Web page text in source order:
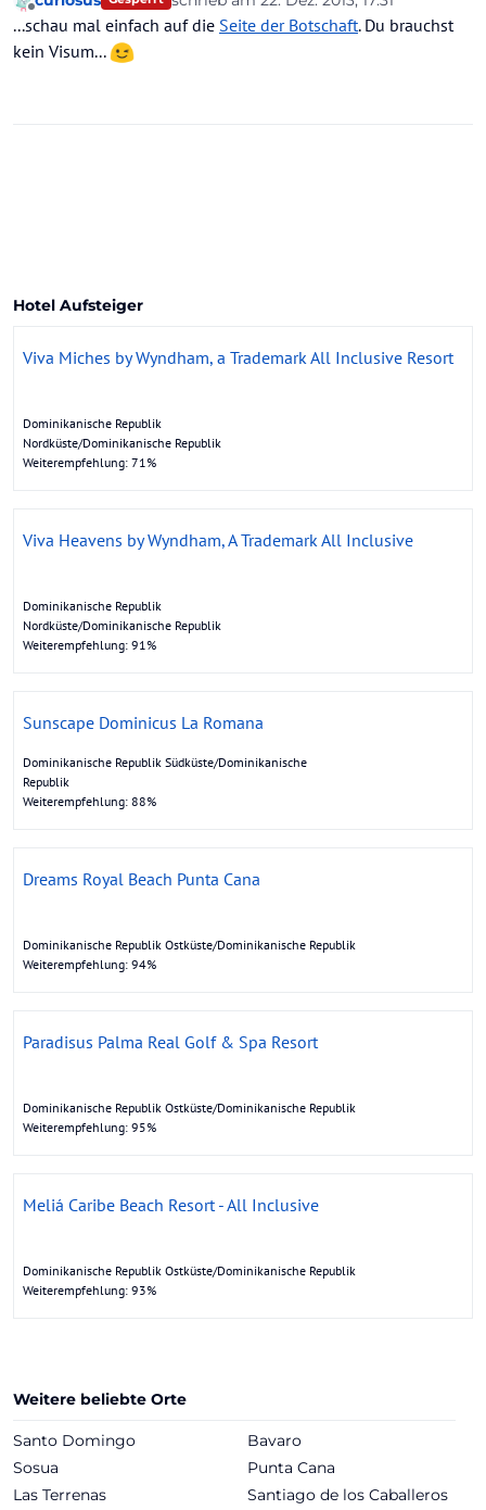
Offline zuletzt editiert von
...schau mal einfach auf die Seite der Botschaft. Du brauchst
kein Visum...
Hotel Aufsteiger
Viva Miches by Wyndham, a Trademark All Inclusive Resort
Dominikanische Republik
Nordküste/Dominikanische Republik
Weiterempfehlung: 71%
Viva Heavens by Wyndham, A Trademark All Inclusive
Dominikanische Republik
Nordküste/Dominikanische Republik
Weiterempfehlung: 91%
Sunscape Dominicus La Romana
Dominikanische Republik Südküste/Dominikanische
Republik
Weiterempfehlung: 88%
Dreams Royal Beach Punta Cana
Dominikanische Republik Ostküste/Dominikanische Republik
Weiterempfehlung: 94%
Paradisus Palma Real Golf & Spa Resort
Dominikanische Republik Ostküste/Dominikanische Republik
Weiterempfehlung: 95%
Meliá Caribe Beach Resort - All Inclusive
Dominikanische Republik Ostküste/Dominikanische Republik
Weiterempfehlung: 93%
Weitere beliebte Orte
Santo Domingo
Bavaro
Sosua
Punta Cana
Las Terrenas
Santiago de los Caballeros